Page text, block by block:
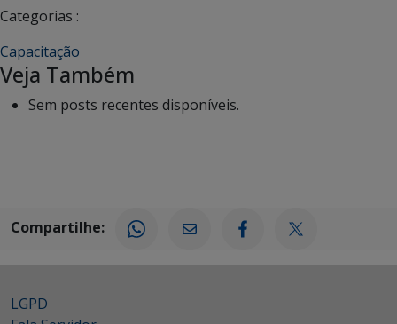
Categorias :
Capacitação
Veja Também
Sem posts recentes disponíveis.
Compartilhe:
LGPD